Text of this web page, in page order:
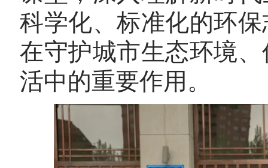
科学化、标准化的环
在守护城市生态环境
活中的重要作用。